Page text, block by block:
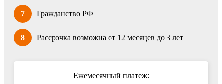
7 Гражданство РФ
8 Рассрочка возможна от 12 месяцев до 3 лет
Ежемесячный платеж: